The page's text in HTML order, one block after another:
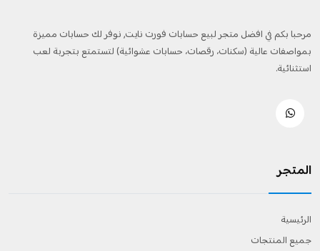
مرحبا بكم في افضل متجر لبيع حسابات فورت نايت, نوفر لك حسابات مميزة
بمواصفات عالية (سكنات، رقصات، حسابات عشوائية) لتستمتع بتجربة لعب
استثنائية.
المتجر
الرئيسية
جميع المنتجات